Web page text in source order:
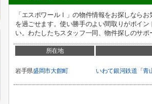
「エスポワールⅠ」の物件情報をお探しなら
を過ごせます。使い勝手のよい間取りがポイ
い。わたしたちスタッフ一同、物件探しのサポ
所在地
岩手県盛岡市大館町 いわて銀河鉄道 「青